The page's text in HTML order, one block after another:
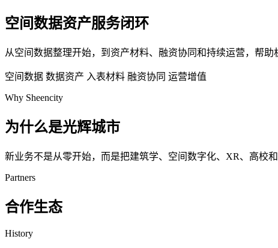
空间数据资产服务闭环
从空间数据整理开始，到资产材料、融资协同和持续运营，帮
空间数据 数据资产 入表材料 融资协同 运营增值
Why Sheencity
为什么是光辉城市
新业务不是从零开始，而是把建筑学、空间数字化、XR、高校
Partners
合作生态
History